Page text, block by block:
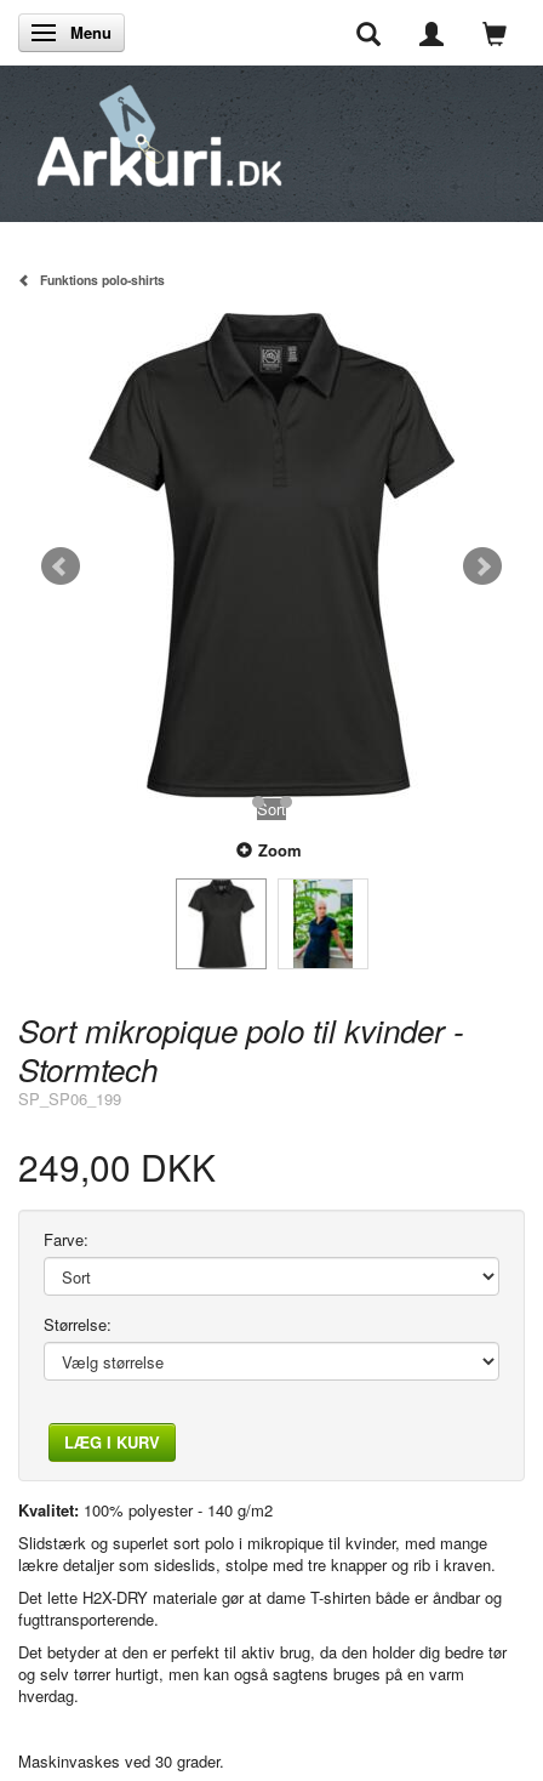
Skifte navigation
Menu
Funktions polo-shirts
Sort
Zoom
Sort mikropique polo til kvinder -
Stormtech
SP_SP06_199
249,00 DKK
Farve:
Størrelse:
LÆG I KURV
Kvalitet: 100% polyester - 140 g/m2
Slidstærk og superlet sort polo i mikropique til kvinder, med mange
lækre detaljer som sideslids, stolpe med tre knapper og rib i kraven.
Det lette H2X-DRY materiale gør at dame T-shirten både er åndbar og
fugttransporterende.
Det betyder at den er perfekt til aktiv brug, da den holder dig bedre tør
og selv tørrer hurtigt, men kan også sagtens bruges på en varm
hverdag.
Maskinvaskes ved 30 grader.